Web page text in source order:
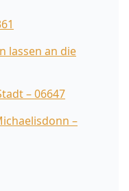
lassen an die
– 06647
–